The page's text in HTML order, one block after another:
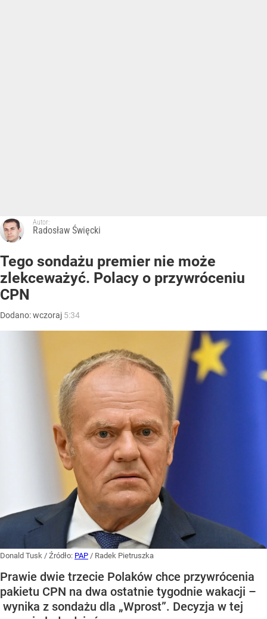
Autor:
Radosław Święcki
Tego sondażu premier nie może
zlekceważyć. Polacy o przywróceniu
CPN
Dodano:wczoraj 5:34
Donald Tusk / Źródło: PAP / Radek Pietruszka
Prawie dwie trzecie Polaków chce przywrócenia
pakietu CPN na dwa ostatnie tygodnie wakacji –
wynika z sondażu dla „Wprost”. Decyzja w tej